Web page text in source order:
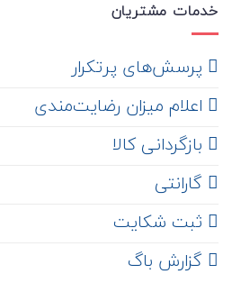
خدمات مشتریان
‌ پرسش‌های پرتکرار
اعلام میزان رضایت‌مندی
‌ بازگردانی کالا
گارانتی
ثبت شکایت
‌ گزارش باگ